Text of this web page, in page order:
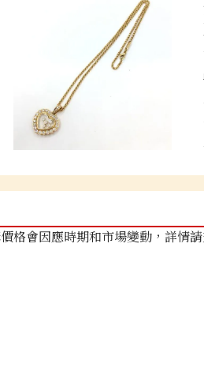
格會因應時期和市場變動，詳情